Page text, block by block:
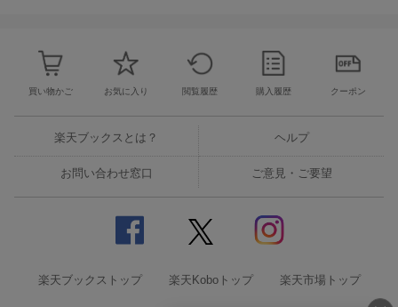
買い物かご お気に入り 閲覧履歴 購入履歴 クーポン
楽天ブックスとは？ ヘルプ
お問い合わせ窓口 ご意見・ご要望
楽天ブックストップ 楽天Koboトップ 楽天市場トップ